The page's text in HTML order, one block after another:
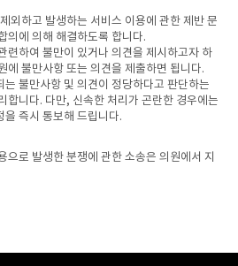
외하고 발생하는 서비스 이용에 관한 제반 문
의에 의해 해결하도록 합니다.
련하여 불만이 있거나 의견을 제시하고자 하
에 불만사항 또는 의견을 제출하면 됩니다.
불만사항 및 의견이 정당하다고 판단하는
합니다. 다만, 신속한 처리가 곤란한 경우에는
을 즉시 통보해 드립니다.
로 발생한 분쟁에 관한 소송은 의원에서 지